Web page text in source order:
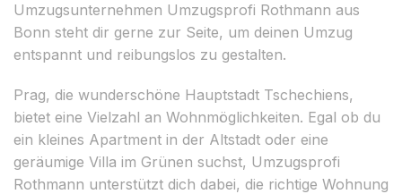
Umzugsunternehmen Umzugsprofi Rothmann aus
Bonn steht dir gerne zur Seite, um deinen Umzug
entspannt und reibungslos zu gestalten.
Prag, die wunderschöne Hauptstadt Tschechiens,
bietet eine Vielzahl an Wohnmöglichkeiten. Egal ob du
ein kleines Apartment in der Altstadt oder eine
geräumige Villa im Grünen suchst, Umzugsprofi
Rothmann unterstützt dich dabei, die richtige Wohnung